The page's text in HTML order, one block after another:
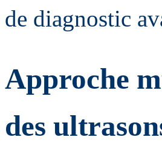
de diagnostic
Approche
des